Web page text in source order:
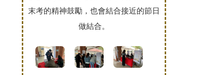
末考的精神鼓勵，也會結合接近的節日
做結合。